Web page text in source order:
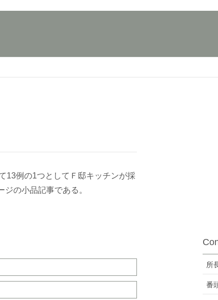
13例の1つとしてＦ邸キッチンが採
の小品記事である。
所
番